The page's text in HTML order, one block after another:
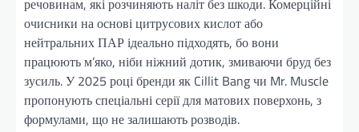
очисники на основі цитрусових кислот або
нейтральних ПАР ідеально підходять, бо вони
працюють м’яко, ніби ніжний дотик, змиваючи бруд без
зусиль. У 2025 році бренди як Cillit Bang чи Mr. Muscle
пропонують спеціальні серії для матових поверхонь, з
формулами, що не залишають розводів.